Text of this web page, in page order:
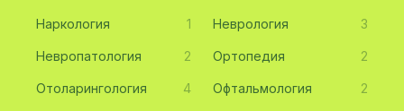
Наркология 1 Неврология 3
Невропатология 2 Ортопедия 2
Отоларингология 4 Офтальмология 2